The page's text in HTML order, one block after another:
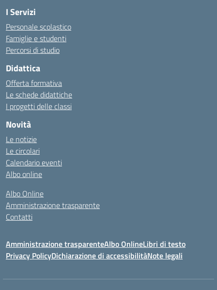
I Servizi
Personale scolastico
Famiglie e studenti
Percorsi di studio
Didattica
Offerta formativa
Le schede didattiche
I progetti delle classi
Novità
Le notizie
Le circolari
Calendario eventi
Albo online
Albo Online
Amministrazione trasparente
Contatti
Amministrazione trasparenteAlbo OnlineLibri di testo
Privacy PolicyDichiarazione di accessibilitàNote legali